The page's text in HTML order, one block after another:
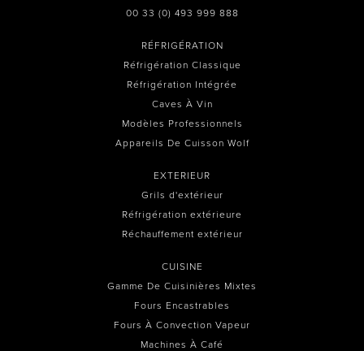
00 33 (0) 493 999 888
RÉFRIGÉRATION
Réfrigération Classique
Réfrigération Intégrée
Caves À Vin
Modèles Professionnels
Appareils De Cuisson Wolf
EXTERIEUR
Grils d'extérieur
Réfrigération extérieure
Réchauffement extérieur
CUISINE
Gamme De Cuisinières Mixtes
Fours Encastrables
Fours À Convection Vapeur
Machines À Café